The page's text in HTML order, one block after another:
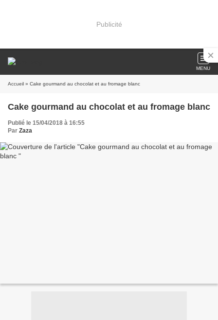
Publicité
MENU
Accueil » Cake gourmand au chocolat et au fromage blanc
Cake gourmand au chocolat et au fromage blanc
Publié le 15/04/2018 à 16:55
Par Zaza